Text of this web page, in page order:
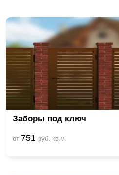
Заборы под ключ
от 751 руб. кв.м.